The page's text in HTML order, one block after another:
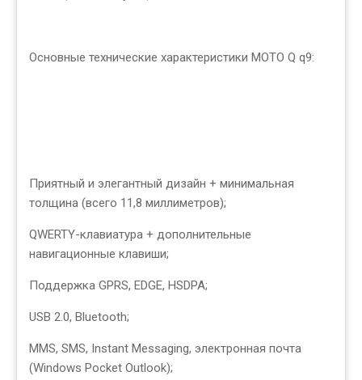
Основные технические характеристики MOTO Q q9:
Приятный и элегантный дизайн + минимальная
толщина (всего 11,8 миллиметров);
QWERTY-клавиатура + дополнительные
навигационные клавиши;
Поддержка GPRS, EDGE, HSDPA;
USB 2.0, Bluetooth;
MMS, SMS, Instant Messaging, электронная почта
(Windows Pocket Outlook);